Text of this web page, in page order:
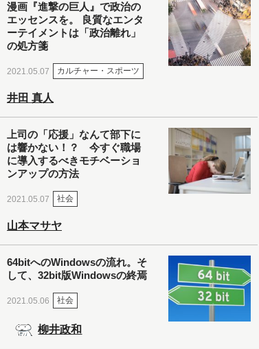
漫画『進撃の巨人』で政治の
エッセンスを。 良質なエンタ
ーテイメントは「政治離れ」
の処方箋
2021.05.07 カルチャー・スポーツ
井田 真人
上司の「応援」なんて部下に
は響かない！？ 今すぐ職場
に導入するべきモチベーショ
ンアップの方法
2021.05.07 社会
山本マサヤ
64bitへのWindowsの流れ。そ
して、32bit版Windowsの終焉
2021.05.06 社会
柳井政和